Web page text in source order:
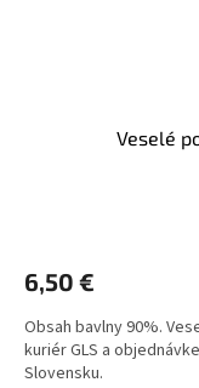
Veselé
6,50 €
Obsah bavlny 90%.
kuriér GLS a
Slovensku.